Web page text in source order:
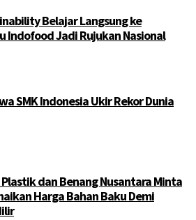
Belajar Langsung ke
Indofood Jadi Rujukan Nasional
SMK Indonesia Ukir Rekor Dunia
dan Benang Nusantara Minta
Harga Bahan Baku Demi